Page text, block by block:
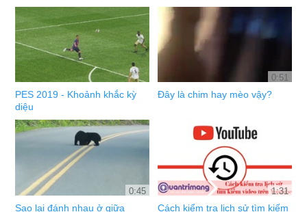
PES 2019 - Khoảnh khắc kỳ
diệu
0:51
Đây là chim hay mèo vậy?
0:45
Sao lại đánh nhau ở giữa
1:31
Cách kiểm tra lịch sử tìm kiếm